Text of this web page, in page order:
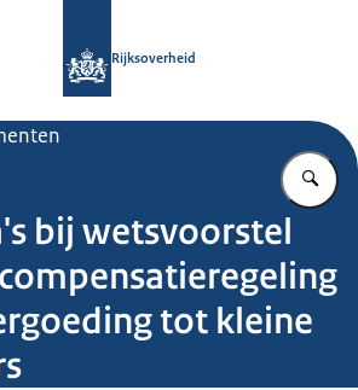
Rijksoverheid
bij wetsvoorstel
tot kleine